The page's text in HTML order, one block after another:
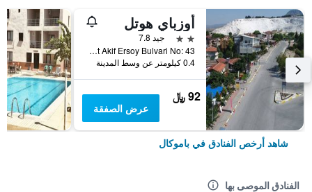
أوزباي هوتل
2 نجمتين
جيد 7.8
Mehmet Akif Ersoy Bulvari No: 43, باموكال, تركيا
0.4 كيلومتر عن وسط المدينة
92 ﷼
عرض الصفقة
شاهد أرخص الفنادق في باموكال
الفنادق الموصى بها